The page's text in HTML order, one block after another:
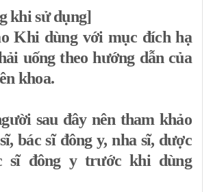
khi sử dụng]
Khi dùng với mục đích hạ
uống theo hướng dẫn của
khoa.
sau đây nên tham khảo
bác sĩ đông y, nha sĩ, dược
sĩ đông y trước khi dùng